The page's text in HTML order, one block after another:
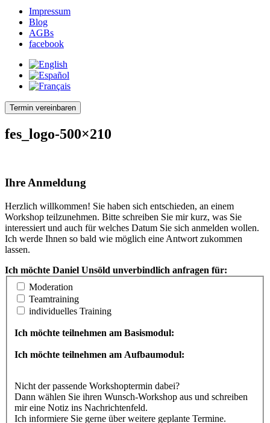
Impressum
Blog
AGBs
facebook
Termin vereinbaren
fes_logo-500×210
Ihre Anmeldung
Herzlich willkommen! Sie haben sich entschieden, an einem
Workshop teilzunehmen. Bitte schreiben Sie mir kurz, was Sie
interessiert und auch für welches Datum Sie sich anmelden wollen.
Ich werde Ihnen so bald wie möglich eine Antwort zukommen
lassen.
Ich möchte Daniel Unsöld unverbindlich anfragen für:
Moderation
Teamtraining
individuelles Training
Ich möchte teilnehmen am Basismodul:
Ich möchte teilnehmen am Aufbaumodul:
Nicht der passende Workshoptermin dabei?
Dann wählen Sie ihren Wunsch-Workshop aus und schreiben
mir eine Notiz ins Nachrichtenfeld.
Ich informiere Sie gerne über weitere geplante Termine.